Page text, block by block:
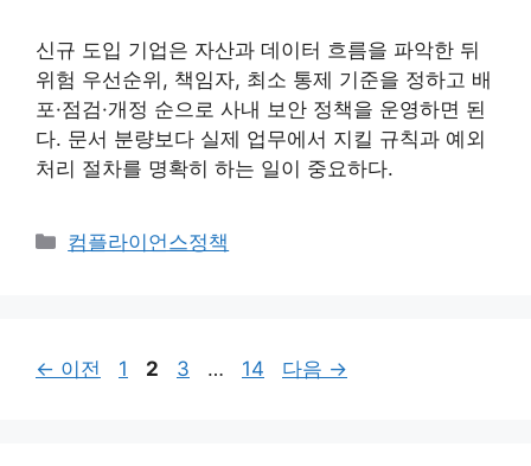
신규 도입 기업은 자산과 데이터 흐름을 파악한 뒤
위험 우선순위, 책임자, 최소 통제 기준을 정하고 배
포·점검·개정 순으로 사내 보안 정책을 운영하면 된
다. 문서 분량보다 실제 업무에서 지킬 규칙과 예외
처리 절차를 명확히 하는 일이 중요하다.
카
컴플라이언스정책
← 이전
페
1
페
2
페
3 …
페
14 다음 →